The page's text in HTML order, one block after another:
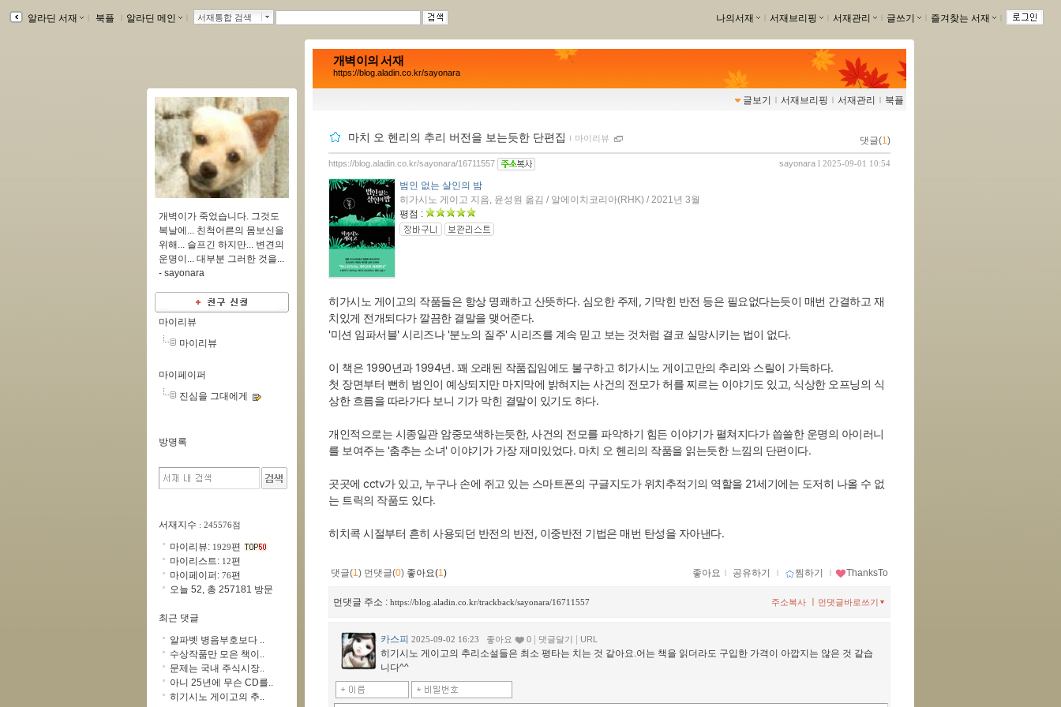
알라딘 서재 북플 알라딘 메인 서재통합 검색 나의서재 서재브리핑 서재관리 글쓰기 즐겨찾는 서재
개벽이의 서재
https://blog.aladin.co.kr/sayonara
글보기 ｌ 서재브리핑 ｌ 서재관리 ｌ 북플
마치 오 헨리의 추리 버전을 보는듯한 단편집 ｌ 마이리뷰 댓글(1)
sayonara l 2025-09-01 10:54
https://blog.aladin.co.kr/sayonara/16711557
범인 없는 살인의 밤
히가시노 게이고 지음, 윤성원 옮김 / 알에이치코리아(RHK) / 2021년 3월
평점 :
히가시노 게이고의 작품들은 항상 명쾌하고 산뜻하다. 심오한 주제, 기막힌 반전 등은 필요없다는듯이 매번 간결하고 재
치있게 전개되다가 깔끔한 결말을 맺어준다.
'미션 임파서블' 시리즈나 '분노의 질주' 시리즈를 계속 믿고 보는 것처럼 결코 실망시키는 법이 없다.
이 책은 1990년과 1994년. 꽤 오래된 작품집임에도 불구하고 히가시노 게이고만의 추리와 스릴이 가득하다.
첫 장면부터 뻔히 범인이 예상되지만 마지막에 밝혀지는 사건의 전모가 허를 찌르는 이야기도 있고, 식상한 오프닝의 식
상한 흐름을 따라가다 보니 기가 막힌 결말이 있기도 하다.
개인적으로는 시종일관 암중모색하는듯한, 사건의 전모를 파악하기 힘든 이야기가 펼쳐지다가 씁쓸한 운명의 아이러니
를 보여주는 '춤추는 소녀' 이야기가 가장 재미있었다. 마치 오 헨리의 작품을 읽는듯한 느낌의 단편이다.
곳곳에 cctv가 있고, 누구나 손에 쥐고 있는 스마트폰의 구글지도가 위치추적기의 역할을 21세기에는 도저히 나올 수 없
는 트릭의 작품도 있다.
히치콕 시절부터 흔히 사용되던 반전의 반전, 이중반전 기법은 매번 탄성을 자아낸다.
댓글(1) 먼댓글(0) 좋아요(1) 좋아요 ｌ 공유하기 ｌ 찜하기 ｌ ThanksTo
먼댓글 주소 : https://blog.aladin.co.kr/trackback/sayonara/16711557 먼댓글바로쓰기
주소복사
카스피 2025-09-02 16:23 좋아요 0 댓글달기 URL
히기시노 게이고의 추리소설들은 최소 평타는 치는 것 같아요.어는 책을 읽더라도 구입한 가격이 아깝지는 않은 것 같습
니다^^
개벽이가 죽었습니다. 그것도
복날에... 친척어른의 몸보신을
위해... 슬프긴 하지만... 변견의
운명이... 대부분 그러한 것을...
- sayonara
마이리뷰
마이리뷰
마이페이퍼
진심을 그대에게
방명록
서재지수 : 245576점
마이리뷰: 1929편
마이리스트: 12편
마이페이퍼: 76편
오늘 52, 총 257181 방문
최근 댓글
알파벳 병음부호보다 ..
수상작품만 모은 책이..
문제는 국내 주식시장..
아니 25년에 무슨 CD를..
히기시노 게이고의 추..